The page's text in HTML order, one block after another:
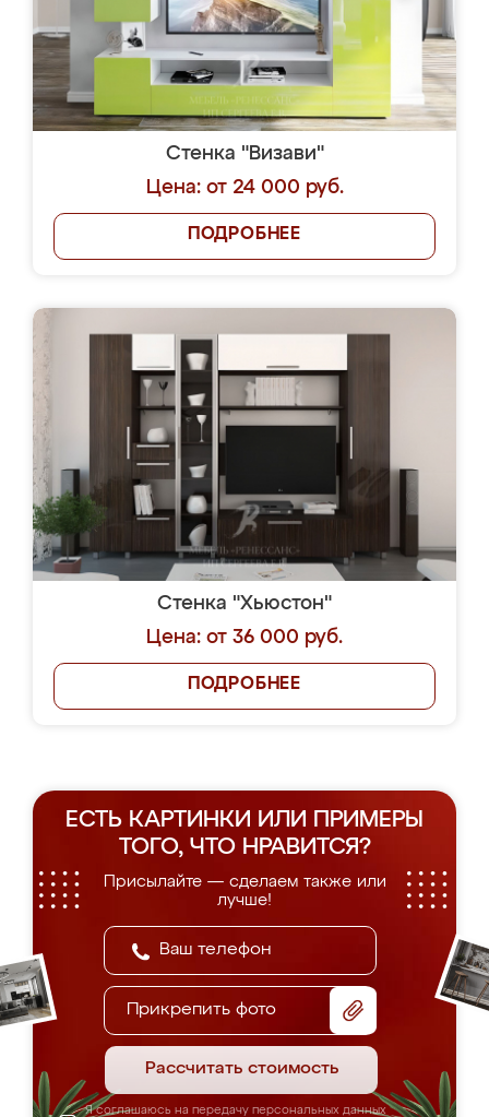
Стенка "Визави"
Цена: от 24 000 руб.
ПОДРОБНЕЕ
Стенка "Хьюстон"
Цена: от 36 000 руб.
ПОДРОБНЕЕ
ЕСТЬ КАРТИНКИ ИЛИ ПРИМЕРЫ
ТОГО, ЧТО НРАВИТСЯ?
Присылайте — сделаем также или
лучше!
Прикрепить фото
Рассчитать стоимость
Я соглашаюсь на передачу персональных данных